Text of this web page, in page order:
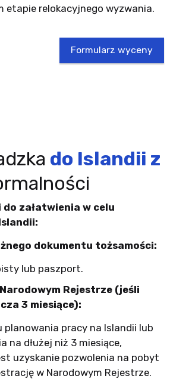
etapie relokacyjnego wyzwania.
Formularz wyceny
do Islandii z
załatwienia w celu
dokumentu tożsamości:
lub paszport.
Rejestrze (jeśli
3 miesiące):
planowania pracy na Islandii lub
na dłużej niż 3 miesiące,
uzyskanie pozwolenia na pobyt
w Narodowym Rejestrze.